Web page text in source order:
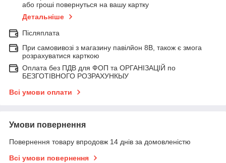
або гроші повернуться на вашу картку
Детальніше
Післяплата
При самовивозі з магазину павілйон 8В, також є змога
розрахуватися карткою
Оплата без ПДВ для ФОП та ОРГАНІЗАЦІЙ по
БЕЗГОТІВНОГО РОЗРАХУНКЫУ
Всі умови оплати
Умови повернення
Повернення товару впродовж 14 днів за домовленістю
Всі умови повернення